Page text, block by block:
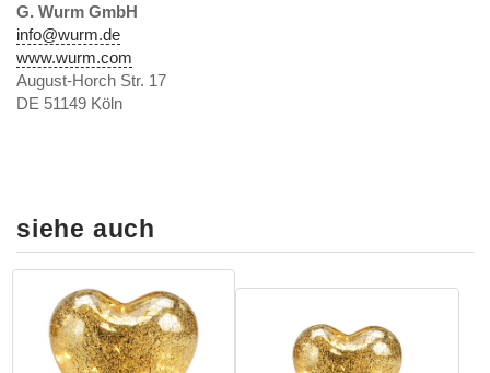
G. Wurm GmbH
info@wurm.de
www.wurm.com
August-Horch Str. 17
DE 51149 Köln
siehe auch